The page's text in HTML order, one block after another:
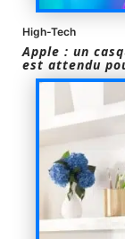
High-Tech
Apple : un
est attendu